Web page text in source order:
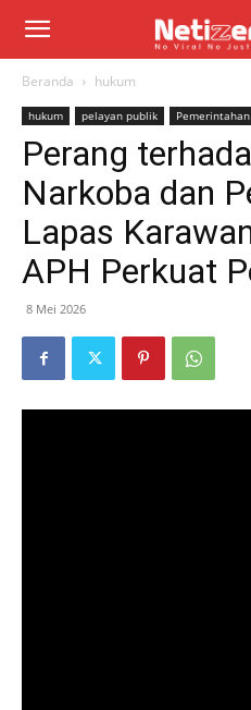
Beranda hukum
hukum pelayan publik Pemerintahan
Perang
Narkoba dan
Lapas
APH Perkuat
8 Mei 2026